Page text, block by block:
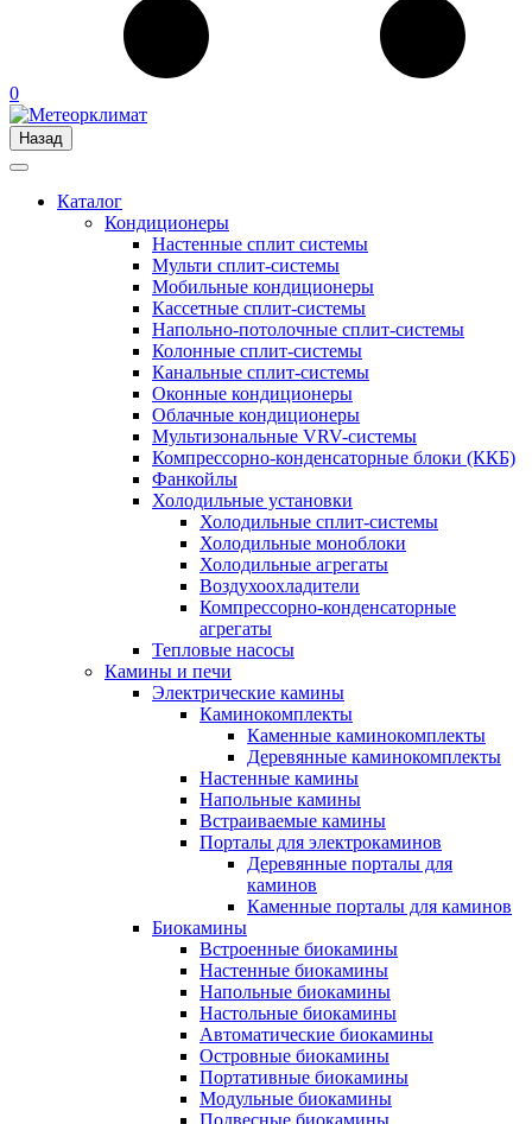
0
Назад
Каталог
Кондиционеры
Настенные сплит системы
Мульти сплит-системы
Мобильные кондиционеры
Кассетные сплит-системы
Напольно-потолочные сплит-системы
Колонные сплит-системы
Канальные сплит-системы
Оконные кондиционеры
Облачные кондиционеры
Мультизональные VRV-системы
Компрессорно-конденсаторные блоки (ККБ)
Фанкойлы
Холодильные установки
Холодильные сплит-системы
Холодильные моноблоки
Холодильные агрегаты
Воздухоохладители
Компрессорно-конденсаторные
агрегаты
Тепловые насосы
Камины и печи
Электрические камины
Каминокомплекты
Каменные каминокомплекты
Деревянные каминокомплекты
Настенные камины
Напольные камины
Встраиваемые камины
Порталы для электрокаминов
Деревянные порталы для
каминов
Каменные порталы для каминов
Биокамины
Встроенные биокамины
Настенные биокамины
Напольные биокамины
Настольные биокамины
Автоматические биокамины
Островные биокамины
Портативные биокамины
Модульные биокамины
Подвесные биокамины